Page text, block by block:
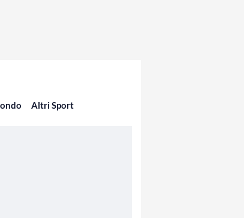
Altri Sport